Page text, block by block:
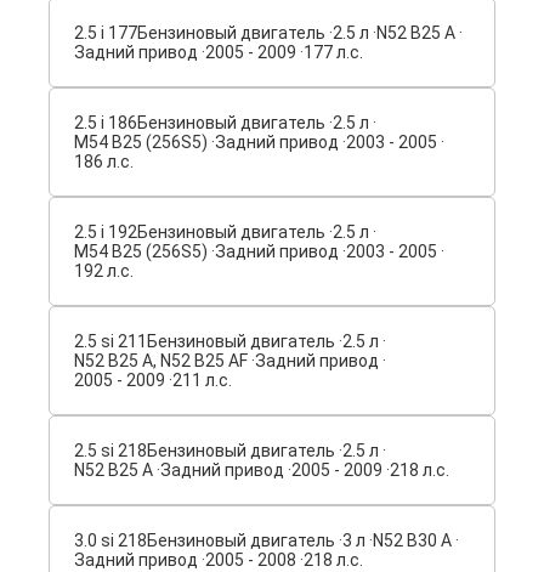
2.5 i 177Бензиновый двигатель ·2.5 л ·N52 B25 A ·
Задний привод ·2005 - 2009 ·177 л.с.
2.5 i 186Бензиновый двигатель ·2.5 л ·
M54 B25 (256S5) ·Задний привод ·2003 - 2005 ·
186 л.с.
2.5 i 192Бензиновый двигатель ·2.5 л ·
M54 B25 (256S5) ·Задний привод ·2003 - 2005 ·
192 л.с.
2.5 si 211 Бензиновый двигатель ·2.5 л ·
N52 B25 A, N52 B25 AF ·Задний привод ·
2005 - 2009 ·211 л.с.
2.5 si 218Бензиновый двигатель ·2.5 л ·
N52 B25 A ·Задний привод ·2005 - 2009 ·218 л.с.
3.0 si 218Бензиновый двигатель ·3 л ·N52 B30 A ·
Задний привод ·2005 - 2008 ·218 л.с.